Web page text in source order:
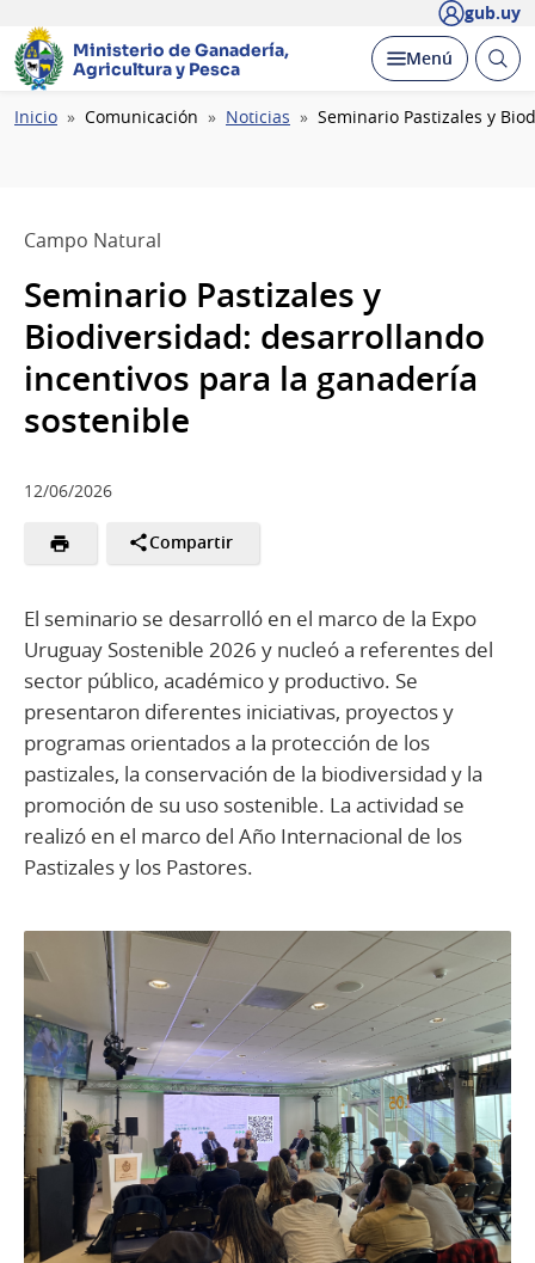
gub.uy
Ministerio de Ganadería,
Agricultura y Pesca
Desplegar
Menú Abrir
Ruta
Inicio Comunicación Noticias Seminario Pastizales y
Campo Natural
Seminario Pastizales y
Biodiversidad: desarrollando
incentivos para la ganadería
sostenible
12/06/2026
Compartir
El seminario se desarrolló en el marco de la Expo
Uruguay Sostenible 2026 y nucleó a referentes del
sector público, académico y productivo. Se
presentaron diferentes iniciativas, proyectos y
programas orientados a la protección de los
pastizales, la conservación de la biodiversidad y la
promoción de su uso sostenible. La actividad se
realizó en el marco del Año Internacional de los
Pastizales y los Pastores.